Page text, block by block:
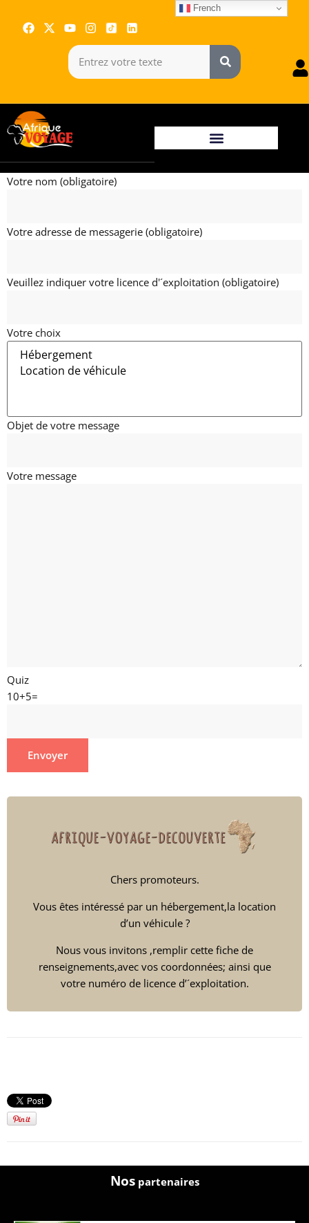
Votre nom (obligatoire)
Votre adresse de messagerie (obligatoire)
Veuillez indiquer votre licence d'´exploitation (obligatoire)
Votre choix
Objet de votre message
Votre message
Quiz
10+5=
Chers promoteurs.
Vous êtes intéressé par un hébergement,la location
d’un véhicule ?
Nous vous invitons ,remplir cette fiche de
renseignements,avec vos coordonnées; ainsi que
votre numéro de licence d’´exploitation.
Nospartenaires
French